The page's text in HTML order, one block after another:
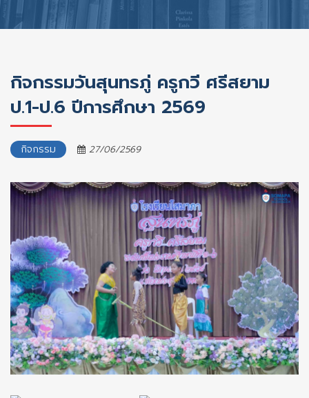
กิจกรรมวันสุนทรภู่ ครูกวี ศรีสยาม
ป.1-ป.6 ปีการศึกษา 2569
กิจกรรม 27/06/2569